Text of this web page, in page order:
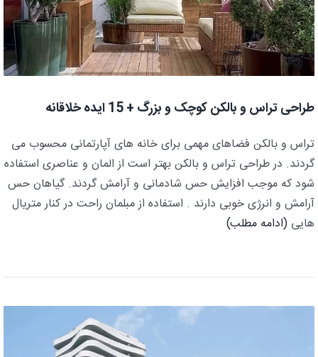
طراحی تراس و بالکن کوچک و بزرگ + 15 ایده خلاقانه
تراس و بالکن فضاهای مهمی برای خانه های آپارتمانی محسوب می
گردند. در طراحی تراس و بالکن بهتر است از المان و عناصری استفاده
شود که موجب افزایش حس شادمانی و آرامش گردند. گیاهان حس
آرامش و انرژی خوبی دارند . استفاده از مبلمان راحت در کنار متریال
هایی (ادامه مطلب)